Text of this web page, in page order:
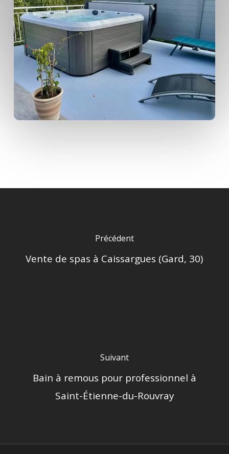
Précédent
Vente de spas à Caissargues (Gard, 30)
Suivant
Bain à remous pour professionnel à
Saint-Étienne-du-Rouvray